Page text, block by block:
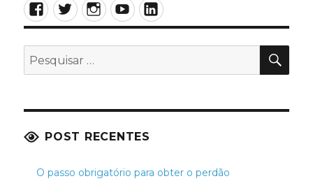
Facebook
TwitterInstagram
YouTubeLinkedIn
Pesquisar
POST RECENTES
O passo obrigatório para obter o perdão